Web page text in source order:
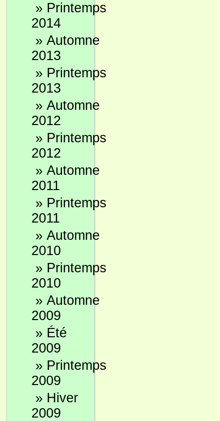
» Printemps
2014
» Automne
2013
» Printemps
2013
» Automne
2012
» Printemps
2012
» Automne
2011
» Printemps
2011
» Automne
2010
» Printemps
2010
» Automne
2009
» Été
2009
» Printemps
2009
» Hiver
2009